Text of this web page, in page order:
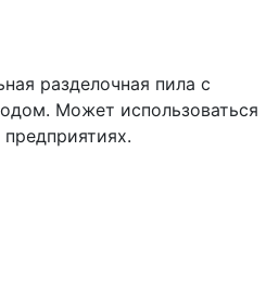
разделочная пила с
Может использоваться